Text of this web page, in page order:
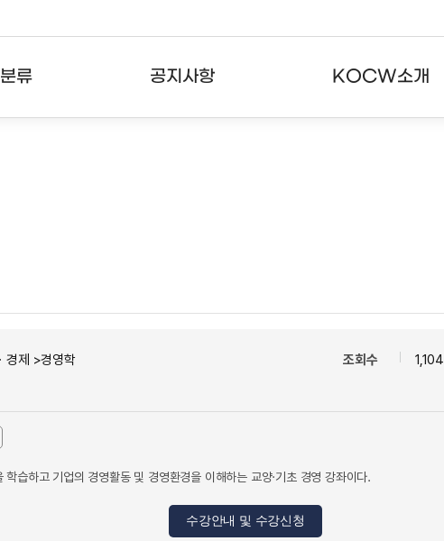
류 공지사항 KOCW소개
경제 >경영학
조회수 1,104
습하고 기업의 경영활동 및 경영환경을 이해하는 교양·기초 경영 강좌이다.
수강안내 및 수강신청